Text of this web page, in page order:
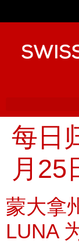
每日
月25
蒙大拿
LUNA